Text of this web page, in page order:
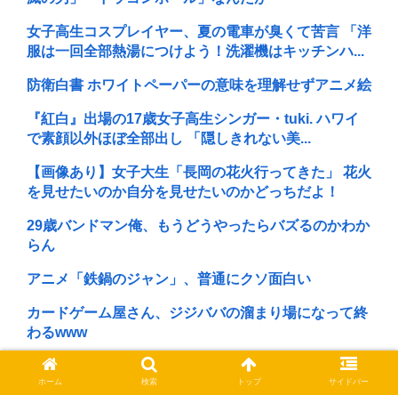
女子高生コスプレイヤー、夏の電車が臭くて苦言 「洋
服は一回全部熱湯につけよう！洗濯機はキッチンハ...
防衛白書 ホワイトペーパーの意味を理解せずアニメ絵
『紅白』出場の17歳女子高生シンガー・tuki. ハワイ
で素顔以外ほぼ全部出し 「隠しきれない美...
【画像あり】女子大生「長岡の花火行ってきた」 花火
を見せたいのか自分を見せたいのかどっちだよ！
29歳バンドマン俺、もうどうやったらバズるのかわか
らん
アニメ「鉄鍋のジャン」、普通にクソ面白い
カードゲーム屋さん、ジジババの溜まり場になって終
わるwww
ブルアカの京極サツキさんしゅきしゅき…、っ
ホーム 検索 トップ サイドバー